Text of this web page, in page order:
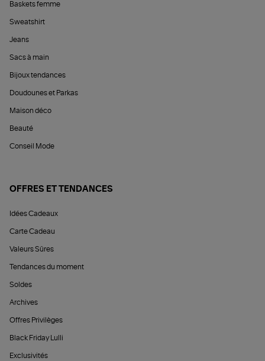
Baskets femme
Sweatshirt
Jeans
Sacs à main
Bijoux tendances
Doudounes et Parkas
Maison déco
Beauté
Conseil Mode
OFFRES ET TENDANCES
Idées Cadeaux
Carte Cadeau
Valeurs Sûres
Tendances du moment
Soldes
Archives
Offres Privilèges
Black Friday Lulli
Exclusivités